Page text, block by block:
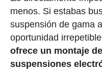
menos. Si estabas
suspensión de gama
oportunidad
ofrece un montaje
suspensiones